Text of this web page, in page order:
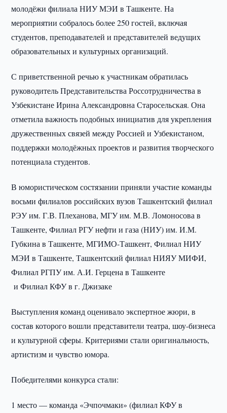
молодёжи филиала НИУ МЭИ в Ташкенте. На
мероприятии собралось более 250 гостей, включая
студентов, преподавателей и представителей ведущих
образовательных и культурных организаций.
С приветственной речью к участникам обратилась
руководитель Представительства Россотрудничества в
Узбекистане Ирина Александровна Старосельская. Она
отметила важность подобных инициатив для укрепления
дружественных связей между Россией и Узбекистаном,
поддержки молодёжных проектов и развития творческого
потенциала студентов.
В юмористическом состязании приняли участие команды
восьми филиалов российских вузов Ташкентский филиал
РЭУ им. Г.В. Плеханова, МГУ им. М.В. Ломоносова в
Ташкенте, Филиал РГУ нефти и газа (НИУ) им. И.М.
Губкина в Ташкенте, МГИМО-Ташкент, Филиал НИУ
МЭИ в Ташкенте, Ташкентский филиал НИЯУ МИФИ,
Филиал РГПУ им. А.И. Герцена в Ташкенте
и Филиал КФУ в г. Джизаке
Выступления команд оценивало экспертное жюри, в
состав которого вошли представители театра, шоу-бизнеса
и культурной сферы. Критериями стали оригинальность,
артистизм и чувство юмора.
Победителями конкурса стали:
1 место — команда «Эчпочмаки» (филиал КФУ в